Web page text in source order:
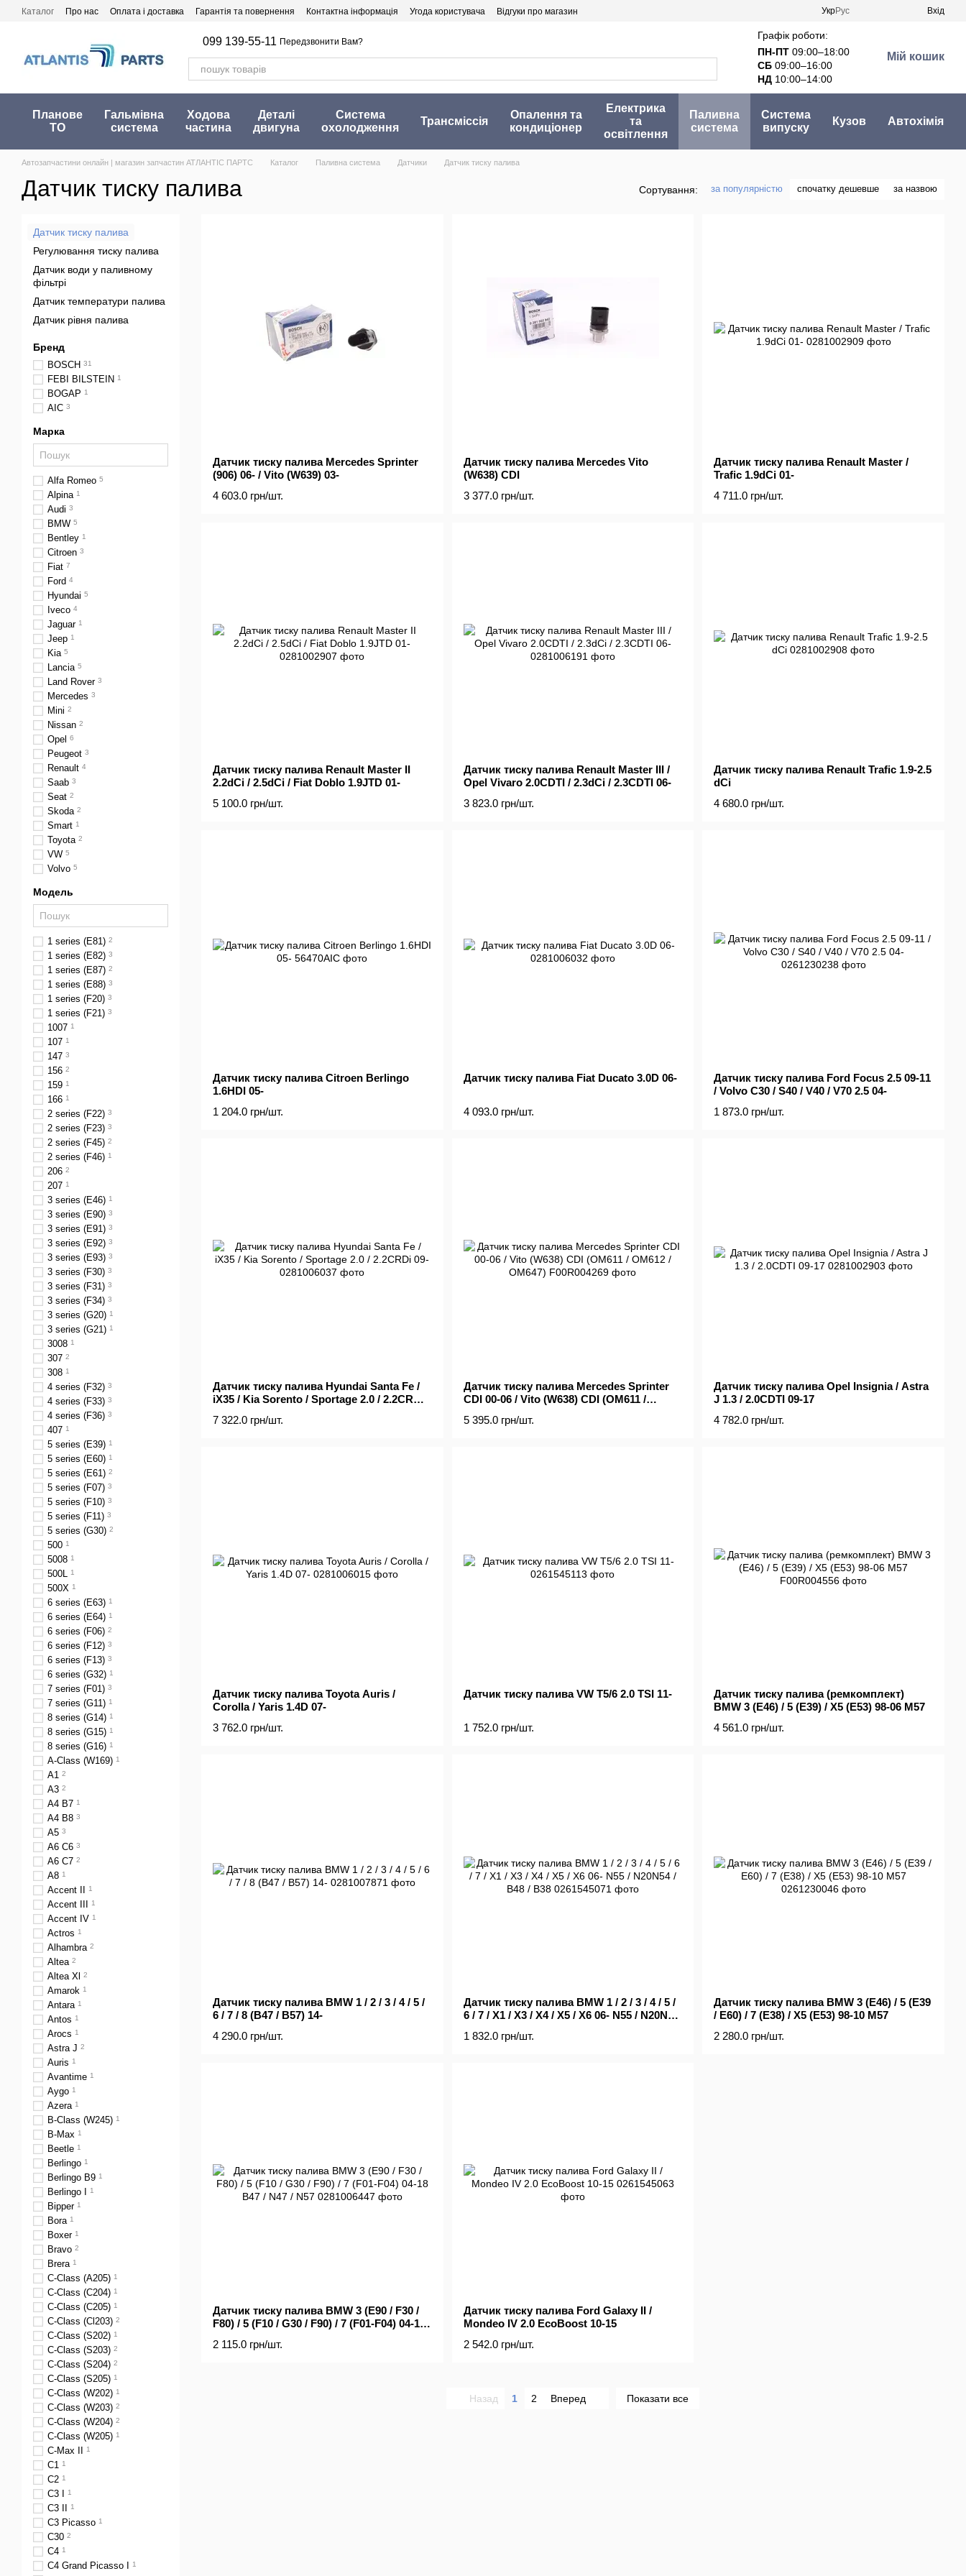
Перейти до основного контенту
Каталог Про нас Оплата і доставка Гарантія та повернення Контактна інформація Угода користувача Відгуки про магазин УкрРус Вхід
099 139-55-11 Передзвонити Вам?
Графік роботи:
ПН-ПТ 09:00–18:00
СБ 09:00–16:00
НД 10:00–14:00
Мій кошик
Планове
ТО
Гальмівна
система
Ходова
частина
Деталі
двигуна
Система
охолодження
Трансміссія
Опалення та
кондиціонер
Електрика
та
освітлення
Паливна
система
Система
випуску
Кузов Автохімія
Автозапчастини онлайн | магазин запчастин АТЛАНТІС ПАРТС Каталог Паливна система Датчики Датчик тиску палива
Датчик тиску палива Сортування: за популярністю спочатку дешевше за назвою
Датчик тиску палива Mercedes Sprinter
(906) 06- / Vito (W639) 03-
4 603.0 грн/шт.
Датчик тиску палива Mercedes Vito
(W638) CDI
3 377.0 грн/шт.
Датчик тиску палива Renault Master /
Trafic 1.9dCi 01-
4 711.0 грн/шт.
Датчик тиску палива Renault Master II
2.2dCi / 2.5dCi / Fiat Doblo 1.9JTD 01-
5 100.0 грн/шт.
Датчик тиску палива Renault Master III /
Opel Vivaro 2.0CDTI / 2.3dCi / 2.3CDTI 06-
3 823.0 грн/шт.
Датчик тиску палива Renault Trafic 1.9-2.5
dCi
4 680.0 грн/шт.
Датчик тиску палива Citroen Berlingo
1.6HDI 05-
1 204.0 грн/шт.
Датчик тиску палива Fiat Ducato 3.0D 06-
4 093.0 грн/шт.
Датчик тиску палива Ford Focus 2.5 09-11
/ Volvo C30 / S40 / V40 / V70 2.5 04-
1 873.0 грн/шт.
Датчик тиску палива Hyundai Santa Fe /
iX35 / Kia Sorento / Sportage 2.0 / 2.2CRDi
7 322.0 грн/шт.
Датчик тиску палива Mercedes Sprinter
CDI 00-06 / Vito (W638) CDI (OM611 /
5 395.0 грн/шт.
Датчик тиску палива Opel Insignia / Astra
J 1.3 / 2.0CDTI 09-17
4 782.0 грн/шт.
Датчик тиску палива Toyota Auris /
Corolla / Yaris 1.4D 07-
3 762.0 грн/шт.
Датчик тиску палива VW T5/6 2.0 TSI 11-
1 752.0 грн/шт.
Датчик тиску палива (ремкомплект)
BMW 3 (E46) / 5 (E39) / X5 (E53) 98-06 M57
4 561.0 грн/шт.
Датчик тиску палива BMW 1 / 2 / 3 / 4 / 5 /
6 / 7 / 8 (B47 / B57) 14-
4 290.0 грн/шт.
Датчик тиску палива BMW 1 / 2 / 3 / 4 / 5 /
6 / 7 / X1 / X3 / X4 / X5 / X6 06- N55 / N20N54
1 832.0 грн/шт.
Датчик тиску палива BMW 3 (E46) / 5 (E39
/ E60) / 7 (E38) / X5 (E53) 98-10 M57
2 280.0 грн/шт.
Датчик тиску палива BMW 3 (E90 / F30 /
F80) / 5 (F10 / G30 / F90) / 7 (F01-F04) 04-18
2 115.0 грн/шт.
Датчик тиску палива Ford Galaxy II /
Mondeo IV 2.0 EcoBoost 10-15
2 542.0 грн/шт.
Назад 1 2 Вперед Показати все
Датчик тиску палива
Регулювання тиску палива
Датчик води у паливному
фільтрі
Датчик температури палива
Датчик рівня палива
Бренд
BOSCH 31
FEBI BILSTEIN 1
BOGAP 1
AIC 3
Марка
Alfa Romeo 5
Alpina 1
Audi 3
BMW 5
Bentley 1
Citroen 3
Fiat 7
Ford 4
Hyundai 5
Iveco 4
Jaguar 1
Jeep 1
Kia 5
Lancia 5
Land Rover 3
Mercedes 3
Mini 2
Nissan 2
Opel 6
Peugeot 3
Renault 4
Saab 3
Seat 2
Skoda 2
Smart 1
Toyota 2
VW 5
Volvo 5
Модель
1 series (E81) 2
1 series (E82) 3
1 series (E87) 2
1 series (E88) 3
1 series (F20) 3
1 series (F21) 3
1007 1
107 1
147 3
156 2
159 1
166 1
2 series (F22) 3
2 series (F23) 3
2 series (F45) 2
2 series (F46) 1
206 2
207 1
3 series (E46) 1
3 series (E90) 3
3 series (E91) 3
3 series (E92) 3
3 series (E93) 3
3 series (F30) 3
3 series (F31) 3
3 series (F34) 3
3 series (G20) 1
3 series (G21) 1
3008 1
307 2
308 1
4 series (F32) 3
4 series (F33) 3
4 series (F36) 3
407 1
5 series (E39) 1
5 series (E60) 1
5 series (E61) 2
5 series (F07) 3
5 series (F10) 3
5 series (F11) 3
5 series (G30) 2
500 1
5008 1
500L 1
500X 1
6 series (E63) 1
6 series (E64) 1
6 series (F06) 2
6 series (F12) 3
6 series (F13) 3
6 series (G32) 1
7 series (F01) 3
7 series (G11) 1
8 series (G14) 1
8 series (G15) 1
8 series (G16) 1
A-Class (W169) 1
A1 2
A3 2
A4 B7 1
A4 B8 3
A5 3
A6 C6 3
A6 C7 2
A8 1
Accent II 1
Accent III 1
Accent IV 1
Actros 1
Alhambra 2
Altea 2
Altea Xl 2
Amarok 1
Antara 1
Antos 1
Arocs 1
Astra J 2
Auris 1
Avantime 1
Aygo 1
Azera 1
B-Class (W245) 1
B-Max 1
Beetle 1
Berlingo 1
Berlingo B9 1
Berlingo I 1
Bipper 1
Bora 1
Boxer 1
Bravo 2
Brera 1
C-Class (A205) 1
C-Class (C204) 1
C-Class (C205) 1
C-Class (Cl203) 2
C-Class (S202) 1
C-Class (S203) 2
C-Class (S204) 2
C-Class (S205) 1
C-Class (W202) 1
C-Class (W203) 2
C-Class (W204) 2
C-Class (W205) 1
C-Max II 1
C1 1
C2 1
C3 I 1
C3 II 1
C3 Picasso 1
C30 2
C4 1
C4 Grand Picasso I 1